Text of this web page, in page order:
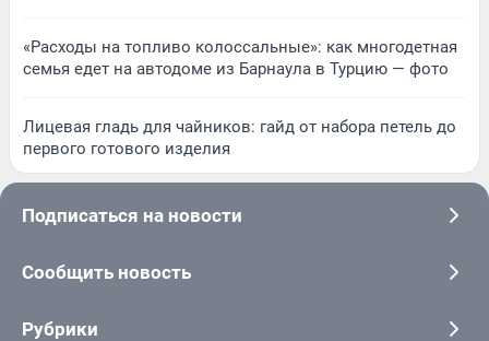
«Расходы на топливо колоссальные»: как многодетная
семья едет на автодоме из Барнаула в Турцию — фото
Лицевая гладь для чайников: гайд от набора петель до
первого готового изделия
Подписаться на новости
Сообщить новость
Рубрики